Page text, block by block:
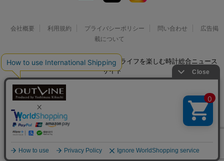
会社概要 利用規約 プライバシーポリシー 問い合わせ
広告掲
載について
© 2026 Watch LIFE NEWS｜ウオッチライフを楽しむ時計総合ニュース
サイト